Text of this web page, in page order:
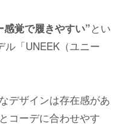
覚で履きやすい”とい
ル「UNEEK（ユニー
デザインは存在感があ
コーデに合わせやす